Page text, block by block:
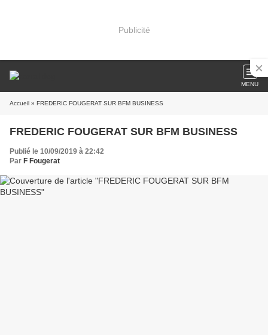
Publicité
MENU
Accueil » FREDERIC FOUGERAT SUR BFM BUSINESS
FREDERIC FOUGERAT SUR BFM BUSINESS
Publié le 10/09/2019 à 22:42
Par F Fougerat